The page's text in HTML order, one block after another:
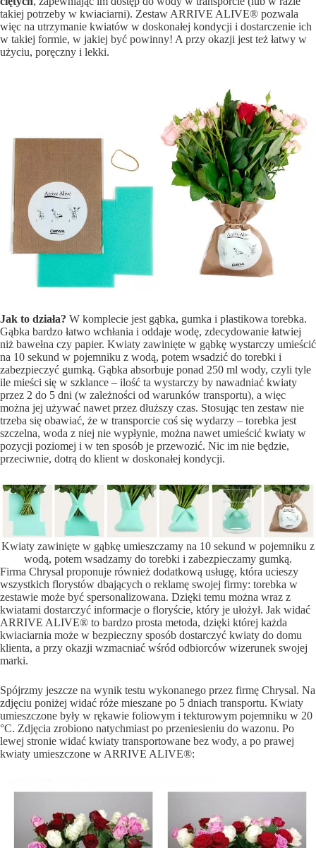
takiej potrzeby w kwiaciarni). Zestaw ARRIVE ALIVE® pozwala
więc na utrzymanie kwiatów w doskonałej kondycji i dostarczenie ich
w takiej formie, w jakiej być powinny! A przy okazji jest też łatwy w
użyciu, poręczny i lekki.
Jak to działa? W komplecie jest gąbka, gumka i plastikowa torebka.
Gąbka bardzo łatwo wchłania i oddaje wodę, zdecydowanie łatwiej
niż bawełna czy papier. Kwiaty zawinięte w gąbkę wystarczy umieścić
na 10 sekund w pojemniku z wodą, potem wsadzić do torebki i
zabezpieczyć gumką. Gąbka absorbuje ponad 250 ml wody, czyli tyle
ile mieści się w szklance – ilość ta wystarczy by nawadniać kwiaty
przez 2 do 5 dni (w zależności od warunków transportu), a więc
można jej używać nawet przez dłuższy czas. Stosując ten zestaw nie
trzeba się obawiać, że w transporcie coś się wydarzy – torebka jest
szczelna, woda z niej nie wypłynie, można nawet umieścić kwiaty w
pozycji poziomej i w ten sposób je przewozić. Nic im nie będzie,
przeciwnie, dotrą do klient w doskonałej kondycji.
Kwiaty zawinięte w gąbkę umieszczamy na 10 sekund w pojemniku z
wodą, potem wsadzamy do torebki i zabezpieczamy gumką.
Firma Chrysal proponuje również dodatkową usługę, która ucieszy
wszystkich florystów dbających o reklamę swojej firmy: torebka w
zestawie może być spersonalizowana. Dzięki temu można wraz z
kwiatami dostarczyć informacje o floryście, który je ułożył. Jak widać
ARRIVE ALIVE® to bardzo prosta metoda, dzięki której każda
kwiaciarnia może w bezpieczny sposób dostarczyć kwiaty do domu
klienta, a przy okazji wzmacniać wśród odbiorców wizerunek swojej
marki.
Spójrzmy jeszcze na wynik testu wykonanego przez firmę Chrysal. Na
zdjęciu poniżej widać róże mieszane po 5 dniach transportu. Kwiaty
umieszczone były w rękawie foliowym i tekturowym pojemniku w 20
°C. Zdjęcia zrobiono natychmiast po przeniesieniu do wazonu. Po
lewej stronie widać kwiaty transportowane bez wody, a po prawej
kwiaty umieszczone w ARRIVE ALIVE®: